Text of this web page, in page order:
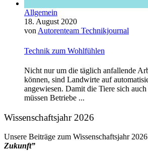
Allgemein
18. August 2020
von Autorenteam Technikjournal
Technik zum Wohlfühlen
Nicht nur um die täglich anfallende
können, sind Landwirte auf
angewiesen. Damit die Tiere sich
müssen Betriebe ...
Wissenschaftsjahr 2026
Unsere Beiträge zum Wissenschaftsjahr
Zukunft”